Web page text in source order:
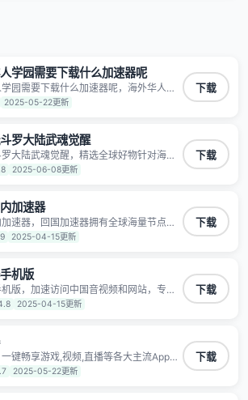
学园需要下载什么加速器呢
园需要下载什么加速器呢，海外华人回
华人解决海外怎么听歌?海外怎么看剧?
不卡等境外难题,全球回国稳定国内节点,
2025-05-22更新
下载
罗大陆武魂觉醒
大陆武魂觉醒，精选全球好物针对海外
海外出差用户打造的一款高质量专属回
身处海外即可一键加速畅享国内网络:追剧
用及网络加速
2025-06-08更新
下载
加速器
速器，回国加速器拥有全球海量节点覆
不卡顿超稳定，专为海外华人和留学生
华人免除地域限制，随时高速稳定低延
2025-04-15更新
下载
机版
版，加速访问中国音视频和网站，专业
你加速访问优酷、bilibili、腾讯视频、爱
服游戏，例如原神、阴阳师、和平精
帕弥什、sky光·遇、另一个伊甸园等国
国加速器致力于帮助海外华人和留学生、
提供最好的回国游戏和音乐视频加速服
或港澳台地区流畅加速国服游戏和音视
2025-04-15更新
下载
键畅享游戏,视频,直播等各大主流App应
不卡顿。人在海外听歌,玩国服游戏 简
2025-05-22更新
下载